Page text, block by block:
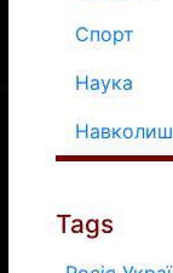
Спорт
Наука
Tags